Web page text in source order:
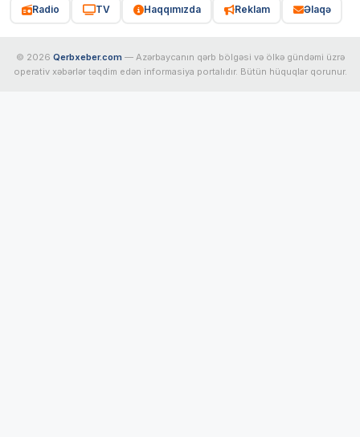
Radio TV Haqqımızda Reklam Əlaqə
© 2026 Qerbxeber.com — Azərbaycanın qərb bölgəsi və ölkə gündəmi üzrə
operativ xəbərlər təqdim edən informasiya portalıdır. Bütün hüquqlar qorunur.